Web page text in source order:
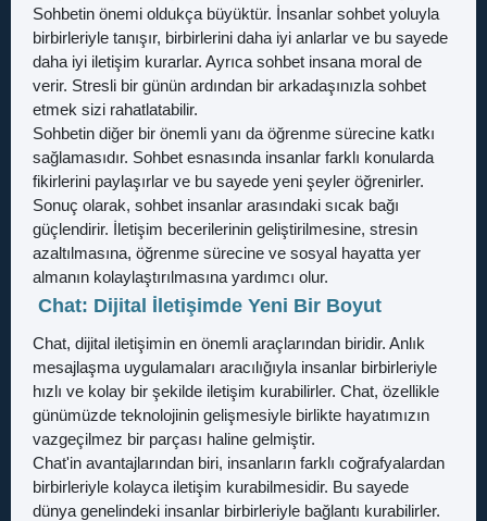
Sohbetin önemi oldukça büyüktür. İnsanlar sohbet yoluyla
birbirleriyle tanışır, birbirlerini daha iyi anlarlar ve bu sayede
daha iyi iletişim kurarlar. Ayrıca sohbet insana moral de
verir. Stresli bir günün ardından bir arkadaşınızla sohbet
etmek sizi rahatlatabilir.
Sohbetin diğer bir önemli yanı da öğrenme sürecine katkı
sağlamasıdır. Sohbet esnasında insanlar farklı konularda
fikirlerini paylaşırlar ve bu sayede yeni şeyler öğrenirler.
Sonuç olarak, sohbet insanlar arasındaki sıcak bağı
güçlendirir. İletişim becerilerinin geliştirilmesine, stresin
azaltılmasına, öğrenme sürecine ve sosyal hayatta yer
almanın kolaylaştırılmasına yardımcı olur.
Chat: Dijital İletişimde Yeni Bir Boyut
Chat, dijital iletişimin en önemli araçlarından biridir. Anlık
mesajlaşma uygulamaları aracılığıyla insanlar birbirleriyle
hızlı ve kolay bir şekilde iletişim kurabilirler. Chat, özellikle
günümüzde teknolojinin gelişmesiyle birlikte hayatımızın
vazgeçilmez bir parçası haline gelmiştir.
Chat'in avantajlarından biri, insanların farklı coğrafyalardan
birbirleriyle kolayca iletişim kurabilmesidir. Bu sayede
dünya genelindeki insanlar birbirleriyle bağlantı kurabilirler.